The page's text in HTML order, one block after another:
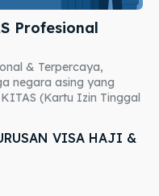
Profesional
& Terpercaya,
negara asing yang
(Kartu Izin Tinggal
VISA HAJI &